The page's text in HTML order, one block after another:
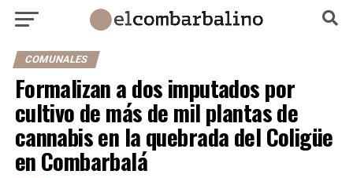
COMUNALES
Formalizan a dos imputados por
cultivo de más de mil plantas de
cannabis en la quebrada del Coligüe
en Combarbalá